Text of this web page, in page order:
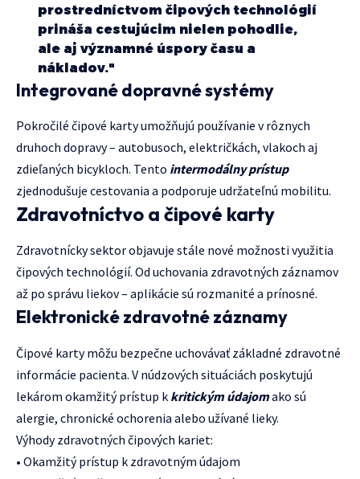
prostredníctvom čipových technológií
prináša cestujúcim nielen pohodlie,
ale aj významné úspory času a
nákladov."
Integrované dopravné systémy
Pokročilé čipové karty umožňujú používanie v rôznych
druhoch dopravy – autobusoch, električkách, vlakoch aj
zdieľaných bicykloch. Tento intermodálny prístup
zjednodušuje cestovania a podporuje udržateľnú mobilitu.
Zdravotníctvo a čipové karty
Zdravotnícky sektor objavuje stále nové možnosti využitia
čipových technológií. Od uchovania zdravotných záznamov
až po správu liekov – aplikácie sú rozmanité a prínosné.
Elektronické zdravotné záznamy
Čipové karty môžu bezpečne uchovávať základné zdravotné
informácie pacienta. V núdzových situáciách poskytujú
lekárom okamžitý prístup k kritickým údajomako sú
alergie, chronické ochorenia alebo užívané lieky.
Výhody zdravotných čipových kariet:
• Okamžitý prístup k zdravotným údajom